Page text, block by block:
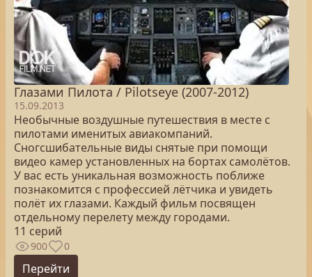
Глазами Пилота / Pilotseye (2007-2012)
15.09.2013
Необычные воздушные путешествия в месте с
пилотами именитых авиакомпаний.
Сногсшибательные виды снятые при помощи
видео камер установленных на бортах самолётов.
У вас есть уникальная возможность поближе
познакомится с профессией лётчика и увидеть
полёт их глазами. Каждый фильм посвящен
отдельному перелету между городами.
11 серий
900 0
Перейти